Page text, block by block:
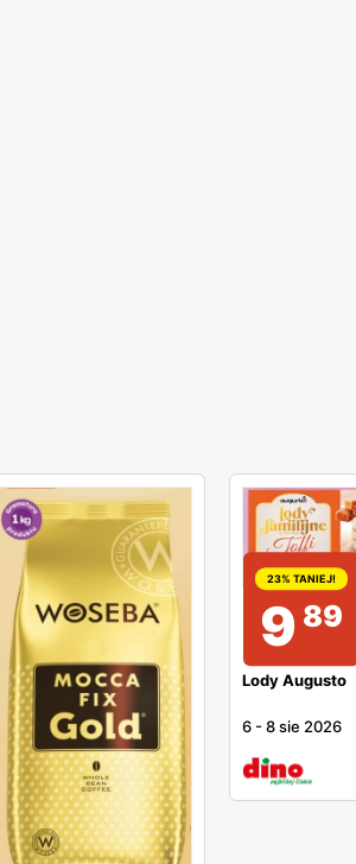
23% TANIEJ!
9 89
Lody Augusto
6 -8 sie 2026